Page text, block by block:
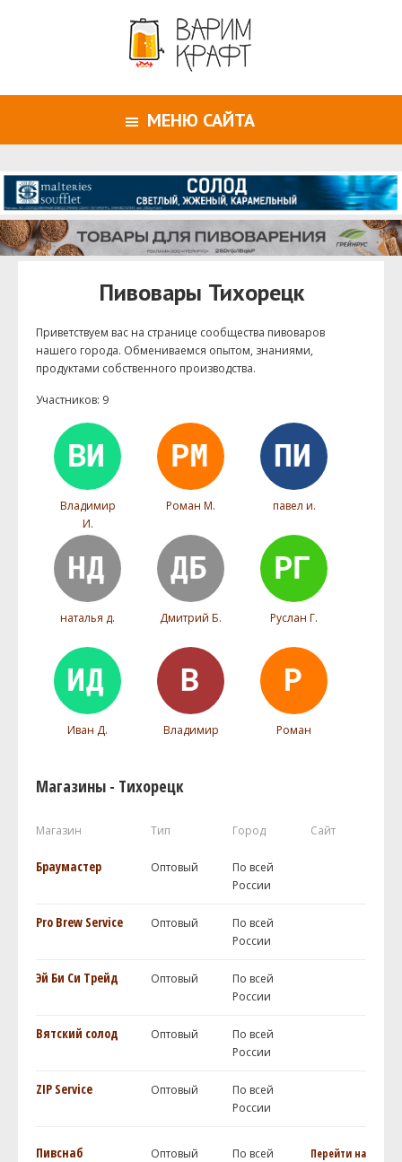
МЕНЮ САЙТА
Пивовары Тихорецк
Приветствуем ваc на странице сообщества пивоваров
нашего города. Обмениваемся опытом, знаниями,
продуктами собственного производства.
Участников: 9
Владимир
И.
Роман М. павел и.
наталья д. Дмитрий Б. Руслан Г.
Иван Д. Владимир Роман
Магазины - Тихорецк
Магазин Тип Город Сайт
Браумастер Оптовый
По всей
России
Pro Brew Service Оптовый
По всей
России
Эй Би Си Трейд Оптовый
По всей
России
Вятский солод Оптовый
По всей
России
ZIP Service Оптовый
По всей
России
Пивснаб Оптовый
По всей
Перейти на